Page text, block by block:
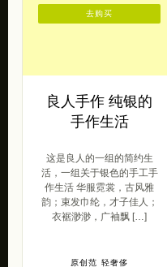
良人手作 纯银的
作生活 华服霓裳，古风雅
韵；束发巾纶，才子佳人；
衣裾渺渺，广袖飘 […]
原创范 轻奢侈
2014/11/03